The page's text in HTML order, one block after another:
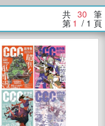
、 方念華 、 台灣的李
數學女孩：黎曼猜想 、
經
共 30 筆
第 1 / 1 頁